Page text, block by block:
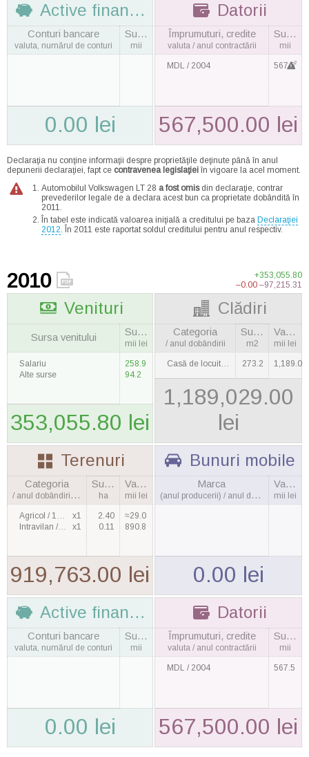
Active financiare
Conturi bancare
valuta, numărul de conturi
Suma
mii
0.00 lei
Datorii
Împrumuturi, credite
valuta / anul contractării
Suma
mii
MDL / 2004 567.52
567,500.00 lei
Declaraţia nu conţine informaţii despre proprietăţile deţinute până în anul
depunerii declaraţiei, fapt ce contravenea legislaţieiîn vigoare la acel moment.
Automobilul Volkswagen LT 28 a fost omisdin declaraţie, contrar
prevederilor legale de a declara acest bun ca proprietate dobândită în
2011.
În tabel este indicată valoarea iniţială a creditului pe baza Declaraţiei
2012. În 2011 este raportat soldul creditului pentru anul respectiv.
2010
+353,055.80
–0.00 –97,215.31
Venituri
Sursa venitului Suma
mii lei
Salariu
Alte surse
258.9
94.2
353,055.80 lei
Clădiri
Categoria
/ anul dobândirii
Suprafaţa
m2
Valoarea
mii lei
Casă de locuit / 2007 273.2 1,189.0
1,189,029.00
lei
Terenuri
Categoria
/ anul dobândirii, cantitatea
Suprafaţa
ha
Valoarea
mii lei
Agricol / 1998
x1
Intravilan / 2003
x1
2.40
0.11
≈29.0
890.8
919,763.00 lei
Bunuri mobile
Marca
(anul producerii) / anul dobândirii
Valoarea
mii lei
0.00 lei
Active financiare
Conturi bancare
valuta, numărul de conturi
Suma
mii
0.00 lei
Datorii
Împrumuturi, credite
valuta / anul contractării
Suma
mii
MDL / 2004 567.5
567,500.00 lei